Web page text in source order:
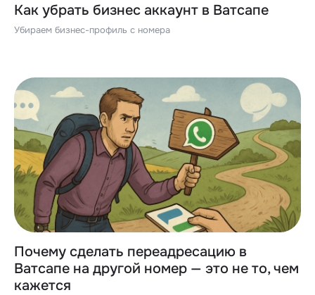
Как убрать бизнес аккаунт в Ватсапе
Убираем бизнес-профиль с номера
Почему сделать переадресацию в
Ватсапе на другой номер — это не то, чем
кажется